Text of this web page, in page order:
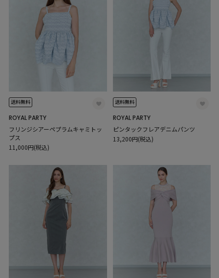
送料無料
ROYAL PARTY
フリンジシアーペプラムキャミトッ
プス
11,000円(税込)
送料無料
ROYAL PARTY
ピンタックフレアデニムパンツ
13,200円(税込)